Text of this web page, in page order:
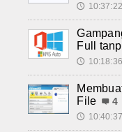
🕔
Full
🕔
File
4
🕔